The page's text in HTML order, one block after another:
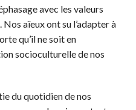
avec les valeurs
aïeux ont su l’adapter à
qu’il ne soit en
socioculturelle de nos
du quotidien de nos